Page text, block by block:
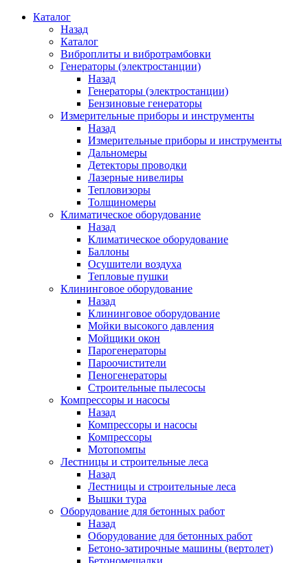
Каталог
Назад
Каталог
Виброплиты и вибротрамбовки
Генераторы (электростанции)
Назад
Генераторы (электростанции)
Бензиновые генераторы
Измерительные приборы и инструменты
Назад
Измерительные приборы и инструменты
Дальномеры
Детекторы проводки
Лазерные нивелиры
Тепловизоры
Толщиномеры
Климатическое оборудование
Назад
Климатическое оборудование
Баллоны
Осушители воздуха
Тепловые пушки
Клининговое оборудование
Назад
Клининговое оборудование
Мойки высокого давления
Мойщики окон
Парогенераторы
Пароочистители
Пеногенераторы
Строительные пылесосы
Компрессоры и насосы
Назад
Компрессоры и насосы
Компрессоры
Мотопомпы
Лестницы и строительные леса
Назад
Лестницы и строительные леса
Вышки тура
Оборудование для бетонных работ
Назад
Оборудование для бетонных работ
Бетоно-затирочные машины (вертолет)
Бетономешалки